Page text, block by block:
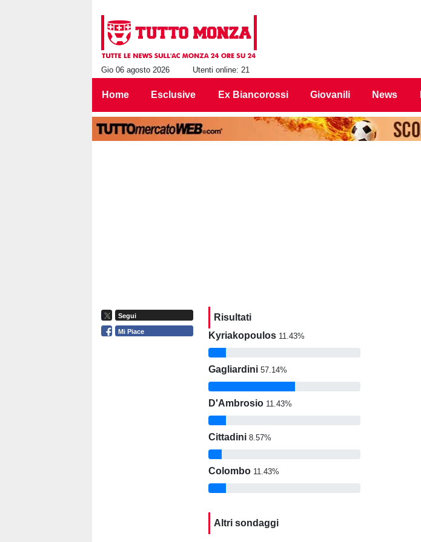
Gio 06 agosto 2026 Utenti online: 21
Home Esclusive Ex Biancorossi Giovanili News
Segui
Mi Piace
Risultati
Kyriakopoulos 11.43%
Gagliardini 57.14%
D'Ambrosio 11.43%
Cittadini 8.57%
Colombo 11.43%
Altri sondaggi